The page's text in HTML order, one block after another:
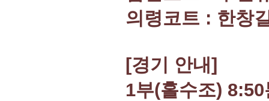
의령코트 : 한창
[경기 안내]
1부(홀수조)